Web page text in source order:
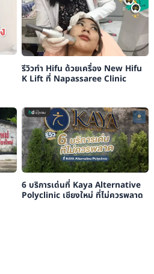
รีวิวทำ Hifu ด้วยเครื่อง New Hifu
K Lift ที่ Napassaree Clinic
6 บริการเด่นที่ Kaya Alternative
Polyclinic เชียงใหม่ ที่ไม่ควรพลาด